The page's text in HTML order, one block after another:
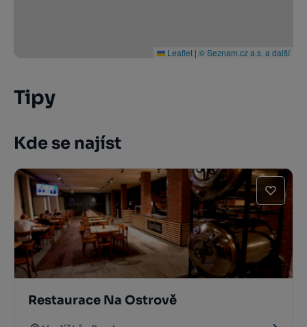
Leaflet | © Seznam.cz a.s. a další
Tipy
Kde se najíst
Restaurace Na Ostrově